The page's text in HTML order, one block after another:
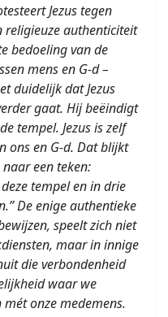
Jezus tegen
religieuze authenticiteit
bedoeling van de
mens en G-d –
duidelijk dat Jezus
gaat. Hij beëindigt
tempel. Jezus is zelf
ons en G-d. Dat blijkt
een teken:
tempel en in drie
De enige authentieke
speelt zich niet
maar in innige
die verbondenheid
waar we
onze medemens.